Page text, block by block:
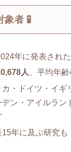
者 🧪
年に発表された
人、平均年
・ドイツ・イギ
ン・アイルラン
年に及ぶ研究も